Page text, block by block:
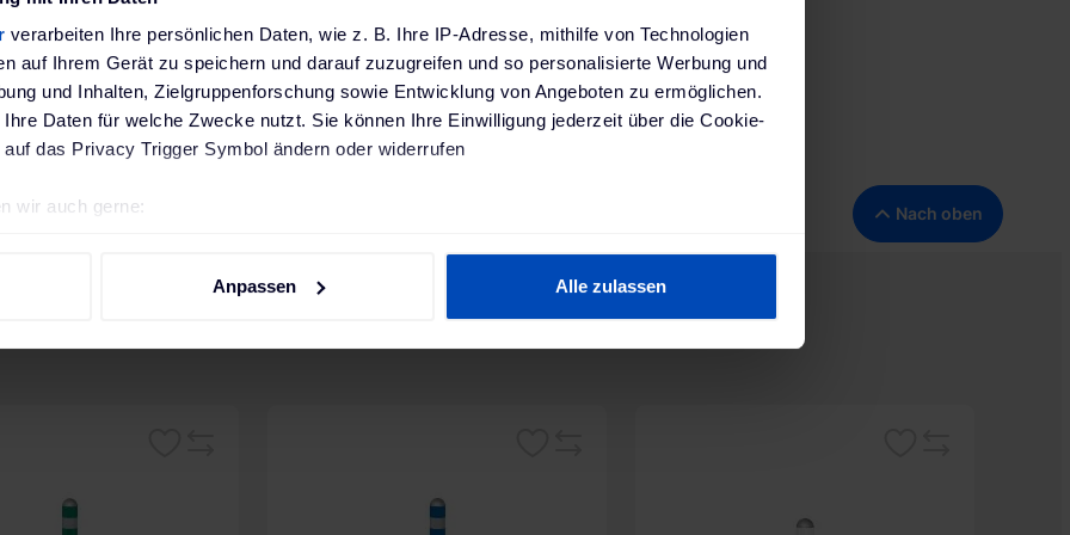
verarbeiten Ihre persönlichen Daten, wie z. B. Ihre IP-Adresse, mithilfe von Technologien
auf Ihrem Gerät zu speichern und darauf zuzugreifen und so personalisierte Werbung und
und Inhalten, Zielgruppenforschung sowie Entwicklung von Angeboten zu ermöglichen.
Daten für welche Zwecke nutzt. Sie können Ihre Einwilligung jederzeit über die Cookie-
das Privacy Trigger Symbol ändern oder widerrufen
wir auch gerne:
Ihre persönlichen Daten verarbeitet werden, und legen Sie Ihre Präferenzen im
Weitere Informationen findest du in unserer
Datenschutzerklärung
Anpassen Alle zulassen
9 kg
Verordnung MORAVIA GmbH GPSR; Rostocker Straße 10, D-65191 Wiesbaden,
Deutschland; www.moravia.de
Nach oben